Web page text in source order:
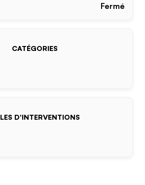
Fermé
CATÉGORIES
D'INTERVENTIONS